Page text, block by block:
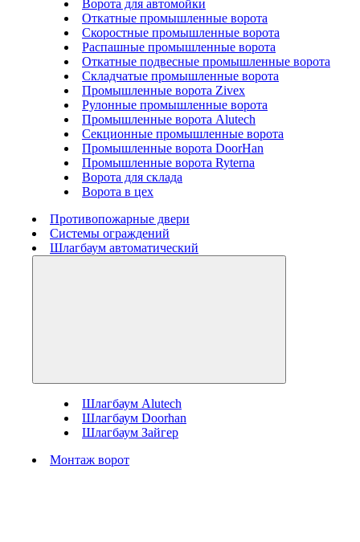
Ворота для автомойки
Откатные промышленные ворота
Скоростные промышленные ворота
Распашные промышленные ворота
Откатные подвесные промышленные ворота
Складчатые промышленные ворота
Промышленные ворота Zivex
Рулонные промышленные ворота
Промышленные ворота Alutech
Секционные промышленные ворота
Промышленные ворота DoorHan
Промышленные ворота Ryterna
Ворота для склада
Ворота в цех
Противопожарные двери
Системы ограждений
Шлагбаум автоматический
Шлагбаум Alutech
Шлагбаум Doorhan
Шлагбаум Зайгер
Монтаж ворот